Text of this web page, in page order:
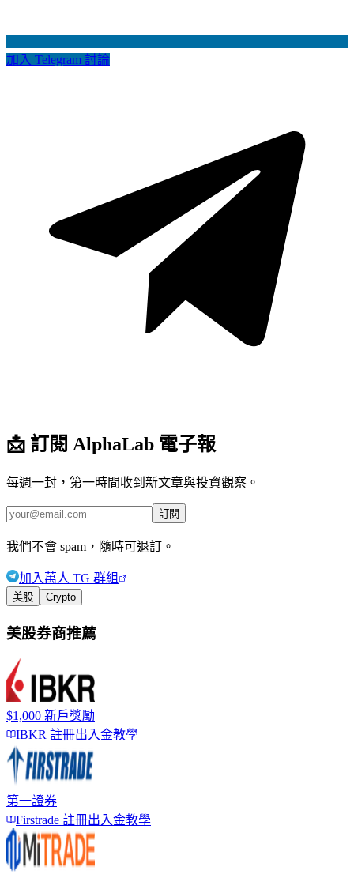
加入 Telegram 討論
📩 訂閱 AlphaLab 電子報
每週一封，第一時間收到新文章與投資觀察。
訂閱
我們不會 spam，隨時可退訂。
加入萬人 TG 群組
美股 Crypto
美股券商推薦
$1,000 新戶獎勵
IBKR 註冊出入金教學
第一證券
Firstrade 註冊出入金教學